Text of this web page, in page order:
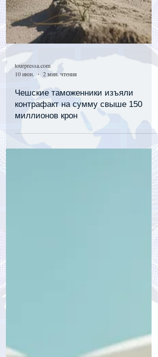
10 июн.
2 мин. чтения
Чешские таможенники изъяли
контрафакт на сумму свыше 150
миллионов крон